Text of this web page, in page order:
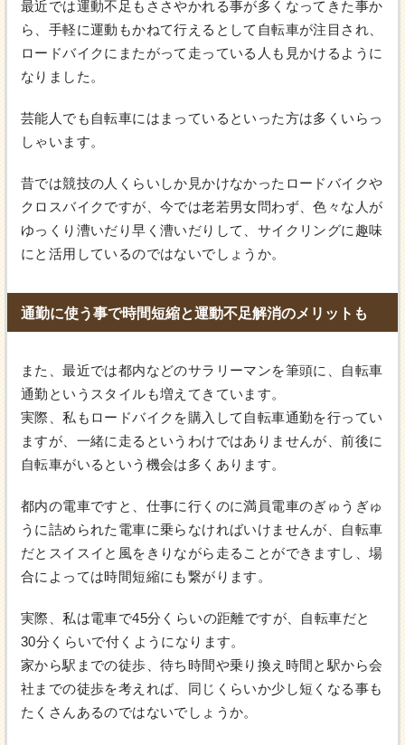
最近では運動不足もささやかれる事が多くなってきた事か
ら、手軽に運動もかねて行えるとして自転車が注目され、
ロードバイクにまたがって走っている人も見かけるように
なりました。
芸能人でも自転車にはまっているといった方は多くいらっ
しゃいます。
昔では競技の人くらいしか見かけなかったロードバイクや
クロスバイクですが、今では老若男女問わず、色々な人が
ゆっくり漕いだり早く漕いだりして、サイクリングに趣味
にと活用しているのではないでしょうか。
通勤に使う事で時間短縮と運動不足解消のメリットも
また、最近では都内などのサラリーマンを筆頭に、自転車
通勤というスタイルも増えてきています。
実際、私もロードバイクを購入して自転車通勤を行ってい
ますが、一緒に走るというわけではありませんが、前後に
自転車がいるという機会は多くあります。
都内の電車ですと、仕事に行くのに満員電車のぎゅうぎゅ
うに詰められた電車に乗らなければいけませんが、自転車
だとスイスイと風をきりながら走ることができますし、場
合によっては時間短縮にも繋がります。
実際、私は電車で45分くらいの距離ですが、自転車だと
30分くらいで付くようになります。
家から駅までの徒歩、待ち時間や乗り換え時間と駅から会
社までの徒歩を考えれば、同じくらいか少し短くなる事も
たくさんあるのではないでしょうか。